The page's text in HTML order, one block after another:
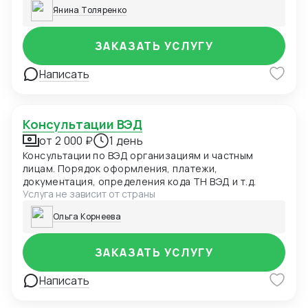
трудоемким? Бизнес растет, продукции локальных
поставщиков уже недостаточно? Давайте
встретимся онлайн, упрощу ваши задачи, покажу
простые пути.
Янина Толяренко
Написать
ЗАКАЗАТЬ УСЛУГУ
Консультации ВЭД
от 2 000 ₽ 1 день
Консультации по ВЭД организациям и частным
лицам. Порядок оформления, платежи,
документация, определения кода ТН ВЭД и т.д.
Услуга не зависит от страны
Ольга Корнеева
Написать
ЗАКАЗАТЬ УСЛУГУ